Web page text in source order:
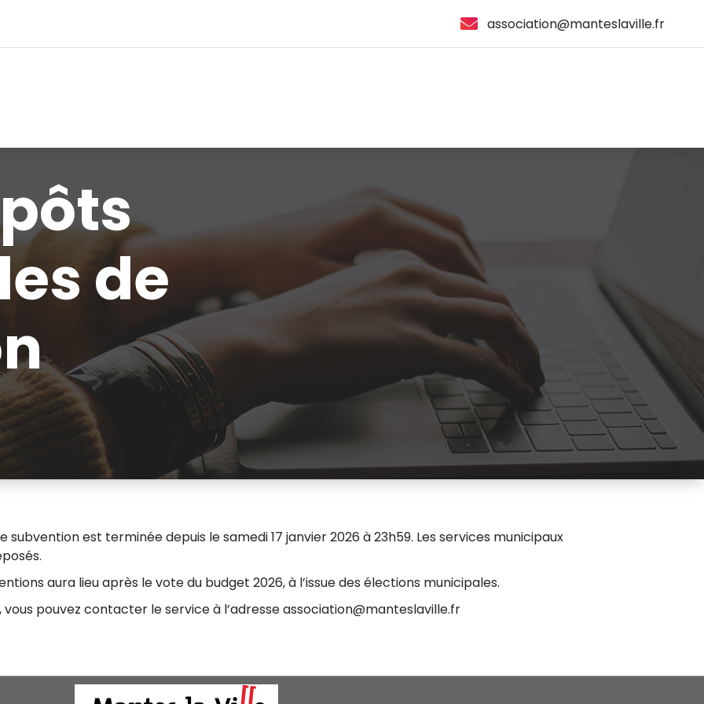
association@manteslaville.fr
de
est terminée depuis le samedi 17 janvier 2026 à 23h59. Les services municipaux
aura lieu après le vote du budget 2026, à l’issue des élections municipales.
pouvez contacter le service à l’adresse association@manteslaville.fr